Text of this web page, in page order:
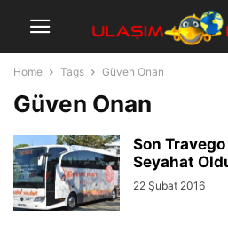
Home Tags Güven Onan
Güven Onan
Son
Seyahat
22 Şubat 2016